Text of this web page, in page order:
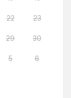
22 23
29 30
5 6